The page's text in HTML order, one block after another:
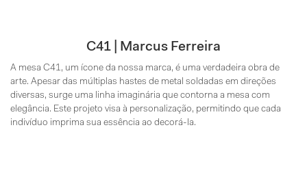
C41 | Marcus Ferreira
A mesa C41, um ícone da nossa marca, é uma verdadeira obra de
arte. Apesar das múltiplas hastes de metal soldadas em direções
diversas, surge uma linha imaginária que contorna a mesa com
elegância. Este projeto visa à personalização, permitindo que cada
indivíduo imprima sua essência ao decorá-la.